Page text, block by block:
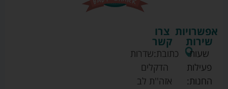
צרו
קשר
כתובת:שדרות
הדקלים
אזה''ת לב
אפשרויות
שירות
שעות
פעילות
החנות: